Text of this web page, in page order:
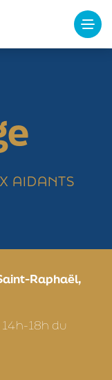
AIDANTS
Raphaël,
18h du